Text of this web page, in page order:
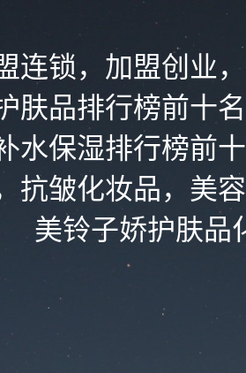
连锁，加盟创业
品排行榜前十
水保湿排行榜前
抗皱化妆品，美
美铃子娇护肤品